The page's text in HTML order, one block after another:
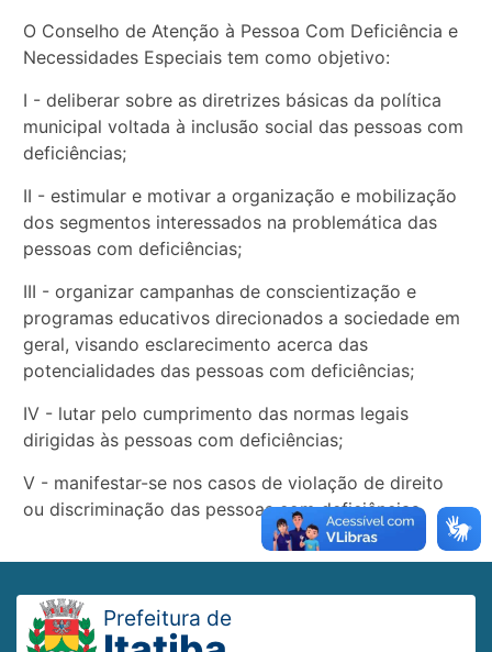
O Conselho de Atenção à Pessoa Com Deficiência e
Necessidades Especiais tem como objetivo:
I - deliberar sobre as diretrizes básicas da política
municipal voltada à inclusão social das pessoas com
deficiências;
II - estimular e motivar a organização e mobilização
dos segmentos interessados na problemática das
pessoas com deficiências;
III - organizar campanhas de conscientização e
programas educativos direcionados a sociedade em
geral, visando esclarecimento acerca das
potencialidades das pessoas com deficiências;
IV - lutar pelo cumprimento das normas legais
dirigidas às pessoas com deficiências;
V - manifestar-se nos casos de violação de direito
ou discriminação das pessoas com deficiências.
Prefeitura de